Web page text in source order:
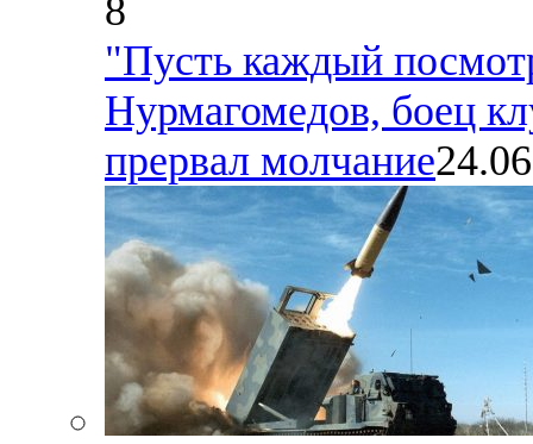
8
"Пусть каждый
Нурмагомедов, боец
прервал молчание